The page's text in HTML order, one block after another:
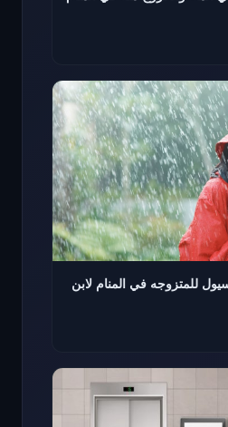
للمتزوجه في المنام لابن